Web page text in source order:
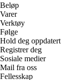
Beløp
Varer
Verktøy
Følge
Hold deg oppdatert
Registrer deg
Sosiale medier
Mail fra oss
Fellesskap